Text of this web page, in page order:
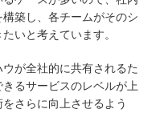
築し、各チームがそのシ
いと考えています。
が全社的に共有されるた
るサービスのレベルが上
さらに向上させるよう